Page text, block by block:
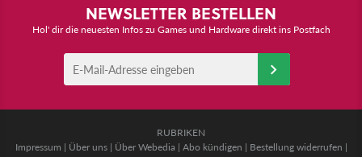
NEWSLETTER BESTELLEN
Hol' dir die neuesten Infos zu Games und Hardware direkt ins Postfach
RUBRIKEN
Impressum | Über uns| Über Webedia | Abo kündigen | Bestellung widerrufen |